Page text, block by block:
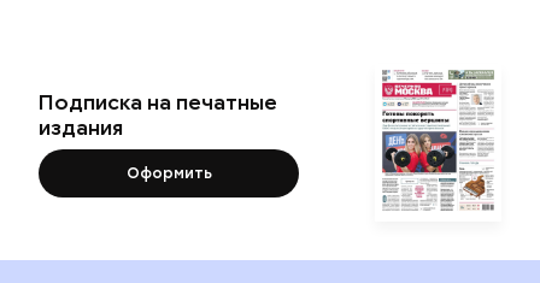
Подписка на печатные
издания
Оформить